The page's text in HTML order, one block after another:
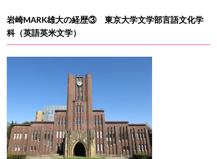
岩崎MARK雄大の経歴③ 東京大学文学部言語文化学
科（英語英米文学）